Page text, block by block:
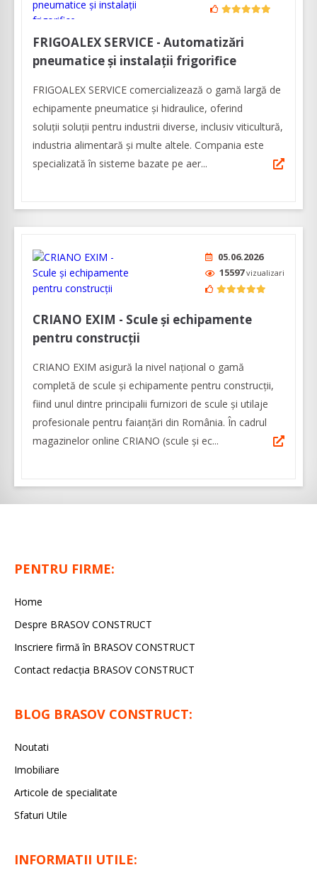
FRIGOALEX SERVICE - Automatizări
pneumatice și instalații frigorifice
FRIGOALEX SERVICE comercializează o gamă largă de
echipamente pneumatice și hidraulice, oferind
soluţii soluții pentru industrii diverse, inclusiv viticultură,
industria alimentară și multe altele. Compania este
specializată în sisteme bazate pe aer...
05.06.2026
15597vizualizari
CRIANO EXIM - Scule și echipamente
pentru construcții
CRIANO EXIM asigură la nivel național o gamă
completă de scule și echipamente pentru construcții,
fiind unul dintre principalii furnizori de scule și utilaje
profesionale pentru faianțări din România. În cadrul
magazinelor online CRIANO (scule și ec...
PENTRU FIRME:
Home
Despre BRASOV CONSTRUCT
Inscriere firmă în BRASOV CONSTRUCT
Contact redacţia BRASOV CONSTRUCT
BLOG BRASOV CONSTRUCT:
Noutati
Imobiliare
Articole de specialitate
Sfaturi Utile
INFORMATII UTILE: